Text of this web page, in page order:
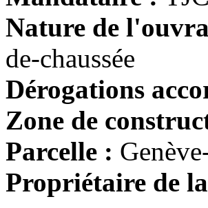
Nature de
de-chaussée
Dérogations
Zone de
Parcelle :
Propriétaire de